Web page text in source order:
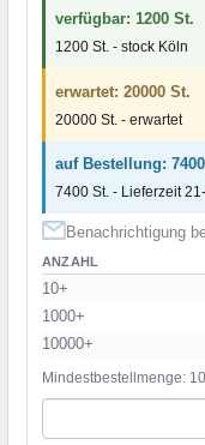
verfügbar: 1200 St.
1200 St. - stock Köln
erwartet: 20000 St.
20000 St. - erwartet
auf Bestellung:
7400 St. - Lieferzeit
Benachrichtigung
ANZAHL
10+
1000+
10000+
Mindestbestellmenge: 10